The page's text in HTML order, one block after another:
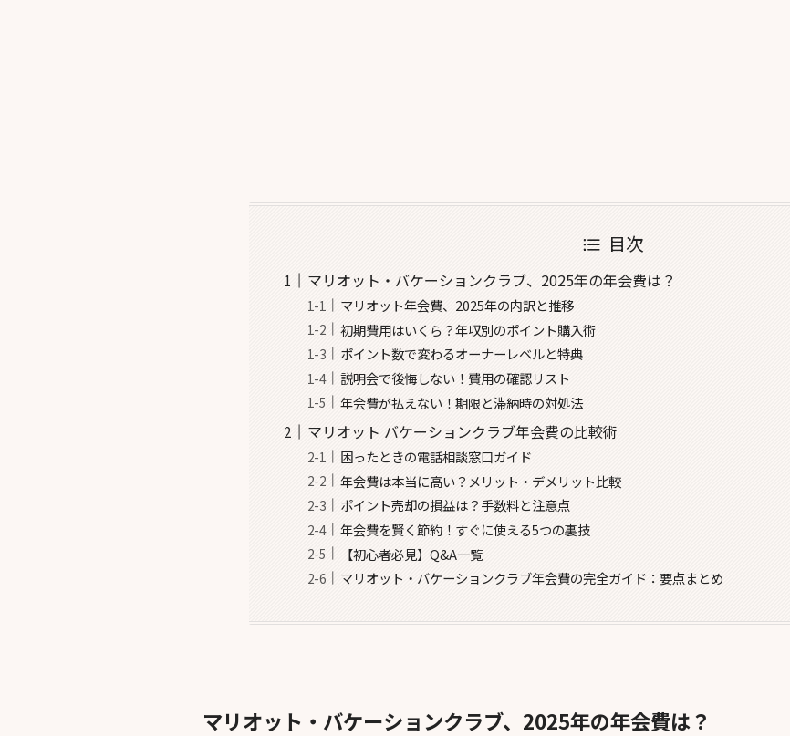
目次
マリオット・バケーションクラブ、2025年の年会費は？
マリオット年会費、2025年の内訳と推移
初期費用はいくら？年収別のポイント購入術
ポイント数で変わるオーナーレベルと特典
説明会で後悔しない！費用の確認リスト
年会費が払えない！期限と滞納時の対処法
マリオット バケーションクラブ年会費の比較術
困ったときの電話相談窓口ガイド
年会費は本当に高い？メリット・デメリット比較
ポイント売却の損益は？手数料と注意点
年会費を賢く節約！すぐに使える5つの裏技
【初心者必見】Q&A一覧
マリオット・バケーションクラブ年会費の完全ガイド：要点まとめ
マリオット・バケーションクラブ、2025年の年会費は？